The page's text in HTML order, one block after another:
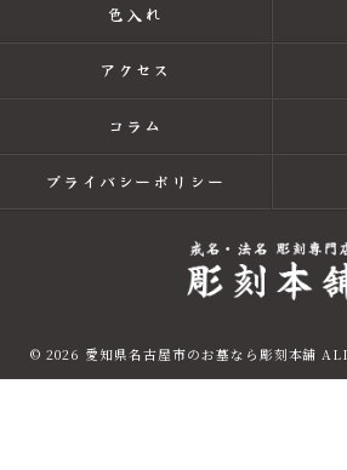
色入れ
アクセス
コラム
プライバシーポリシー
© 2026 愛知県名古屋市のお墓なら彫刻本舗